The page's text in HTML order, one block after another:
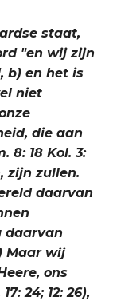
staat,
"en wij zijn
b) en het is
niet
die aan
8: 18 Kol. 3:
zijn zullen.
daarvan
daarvan
Maar wij
ons
24; 12: 26),